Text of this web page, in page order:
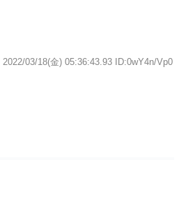
2022/03/18(金) 05:36:43.93 ID:0wY4n/Vp0